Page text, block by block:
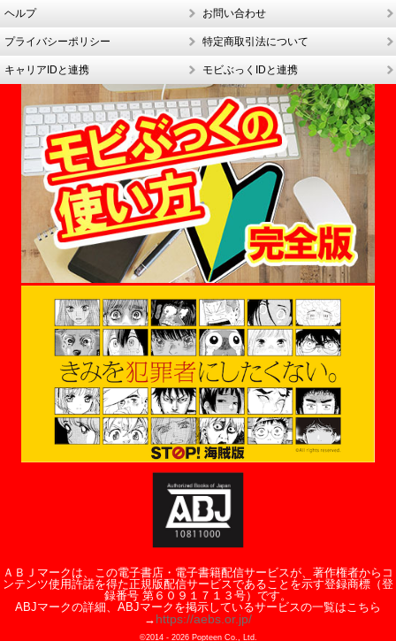
ヘルプ お問い合わせ
プライバシーポリシー 特定商取引法について
キャリアIDと連携 モビぶっくIDと連携
ＡＢＪマークは、この電子書店・電子書籍配信サービスが、著作権者からコ
ンテンツ使用許諾を得た正規版配信サービスであることを示す登録商標（登
録番号 第６０９１７１３号）です。
ABJマークの詳細、ABJマークを掲示しているサービスの一覧はこちら
→ https://aebs.or.jp/
©2014 - 2026Popteen Co., Ltd.